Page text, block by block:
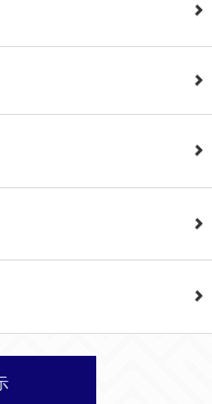
(1)当社は、当社の保有する個人データに関し、ご本人から利用目的の通知，開示，内容の訂正，追加又は削除，利用の停止，消去及び第三者への提供の停止の請求などがあれば、ご本人の確認をさせていただいた上で、速やかに対応します。また当社の個人情報の取り扱いに関するご質問、ご相談にも対応いたします。尚、シュッピン会員のお客様は、当社が保有する個人データの削除を要求する権利があります。
(2)当社の個人情報に関するお問合せは、以下の窓口で承ります。お問合せの内容により必要な書類提出や質問へのご回答をお願いすることがあります。
口
)